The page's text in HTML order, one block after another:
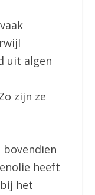
uit algen
zijn ze
bovendien
heeft
het